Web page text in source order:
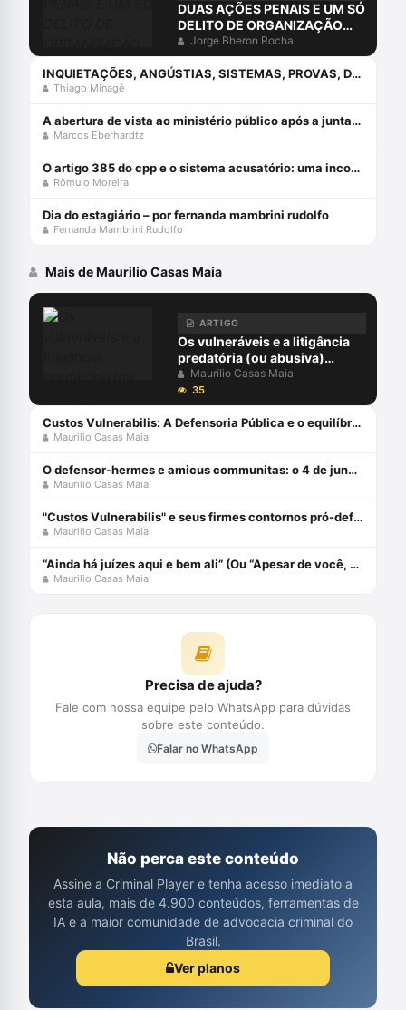
DUAS AÇÕES PENAIS E UM SÓ
DELITO DE ORGANIZAÇÃO
CRIMINOSA?
Jorge Bheron Rocha
INQUIETAÇÕES, ANGÚSTIAS, SISTEMAS, PROVAS, DIREITO E O ERRO DA COMPREENSÃO JURÍDICA ESTUDANDO APENAS O DIREITO.
Thiago Minagé
A abertura de vista ao ministério público após a juntada da resposta à acusação
Marcos Eberhardtz
O artigo 385 do cpp e o sistema acusatório: uma incompatiblidade com a constituição federal
Rômulo Moreira
Dia do estagiário – por fernanda mambrini rudolfo
Fernanda Mambrini Rudolfo
Mais de Maurilio Casas Maia
ARTIGO
Os vulneráveis e a litigância
predatória (ou abusiva)
reversa
Maurilio Casas Maia
35
Custos Vulnerabilis: A Defensoria Pública e o equilíbrio nas relações político-jurídicas dos vulneráveis Capa dura 1 janeiro 2019
Maurilio Casas Maia
O defensor-hermes e amicus communitas: o 4 de junho e a representação democrática dos necessitados de inclusão discursiva
Maurilio Casas Maia
"Custos Vulnerabilis" e seus firmes contornos pró-defesa penal
Maurilio Casas Maia
“Ainda há juízes aqui e bem ali” (Ou “Apesar de você, Procusto”)
Maurilio Casas Maia
Precisa de ajuda?
Fale com nossa equipe pelo WhatsApp para dúvidas
sobre este conteúdo.
Falar no WhatsApp
Não perca este conteúdo
Assine a Criminal Player e tenha acesso imediato a
esta aula, mais de 4.900 conteúdos, ferramentas de
IA e a maior comunidade de advocacia criminal do
Brasil.
Ver planos